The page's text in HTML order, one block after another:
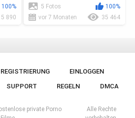
100%
5 890
5 Fotos
100%
vor 7 Monaten
35 464
REGISTRIERUNG
EINLOGGEN
SUPPORT REGELN DMCA
private Porno
Alle Rechte